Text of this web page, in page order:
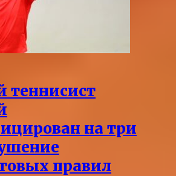
теннисист
на три
правил